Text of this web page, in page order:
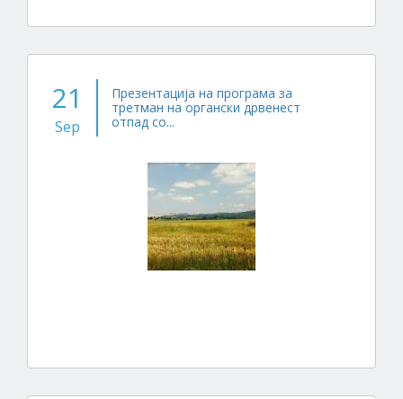
21
Sep
Презентација на програма за
третман на органски дрвенест
отпад со...